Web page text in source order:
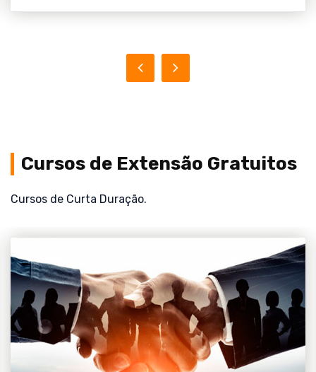
Cursos de Extensão Gratuitos
Cursos de Curta Duração.